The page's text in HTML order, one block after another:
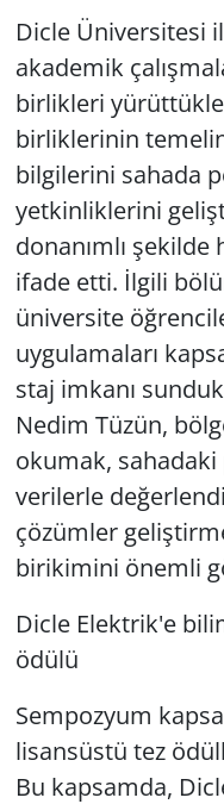
Dicle Üniversitesi
akademik
birlikleri
birliklerinin
bilgilerini sahada
yetkinliklerini
donanımlı şekilde
ifade etti. İlgili
üniversite
uygulamaları
staj imkanı
Nedim Tüzün,
okumak,
verilerle
çözümler
birikimini önemli
Dicle Elektrik'e
ödülü
Sempozyum
lisansüstü tez
Bu kapsamda,